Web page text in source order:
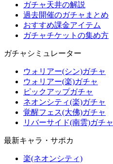
ガチャ天井の解説
過去開催のガチャまとめ
おすすめ課金アイテム
ガチャチケットの集め方
ガチャシミュレーター
ウォリアー(シン)ガチャ
ウォリアー(楽)ガチャ
ピックアップガチャ
ネオンシティ(楽)ガチャ
覚醒フェス(大佛)ガチャ
リバーサイド(南雲)ガチャ
最新キャラ・サポカ
楽(ネオンシティ)